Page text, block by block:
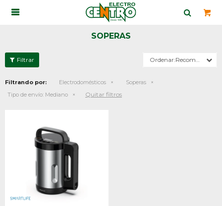

SOPERAS
Recomendados
Filtrando por: Electrodomésticos
Soperas
Tipo de envío: Mediano Quitar filtros